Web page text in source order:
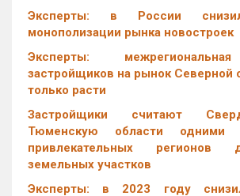
Эксперты: в России
монополизации рынка новостроек
Эксперты:
застройщиков на рынок Северной
только расти
Застройщики считают
Тюменскую области одними
привлекательных регионов
земельных участков
Эксперты: в 2023 году